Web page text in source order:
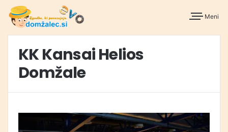
Meni
KK Kansai Helios
Domžale